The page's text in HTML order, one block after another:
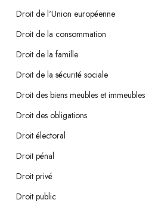
Droit de l'Union européenne
Droit de la consommation
Droit de la famille
Droit de la sécurité sociale
Droit des biens meubles et immeubles
Droit des obligations
Droit électoral
Droit pénal
Droit privé
Droit public